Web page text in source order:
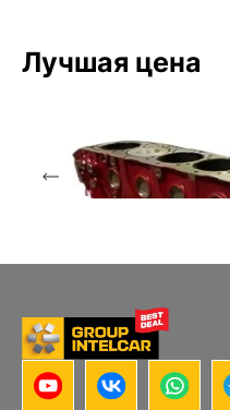
Аксиально-
Bosch Rexroth
Лучшая цена